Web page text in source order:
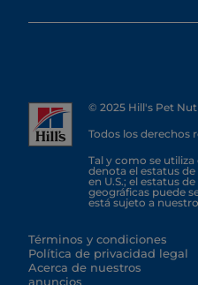
© 2025 Hill's Pet
Todos los derechos
Tal y como se
denota el estatus
en U.S.; el estatus
geográficas puede
está sujeto a
Términos y condiciones
Política de privacidad legal
Acerca de nuestros
anuncios